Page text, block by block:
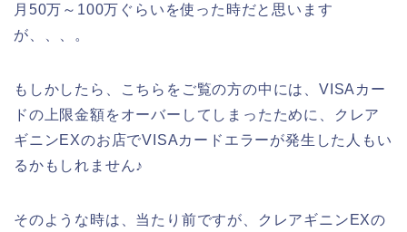
月50万～100万ぐらいを使った時だと思います
が、、、。
もしかしたら、こちらをご覧の方の中には、VISAカー
ドの上限金額をオーバーしてしまったために、クレア
ギニンEXのお店でVISAカードエラーが発生した人もい
るかもしれません♪
そのような時は、当たり前ですが、クレアギニンEXの